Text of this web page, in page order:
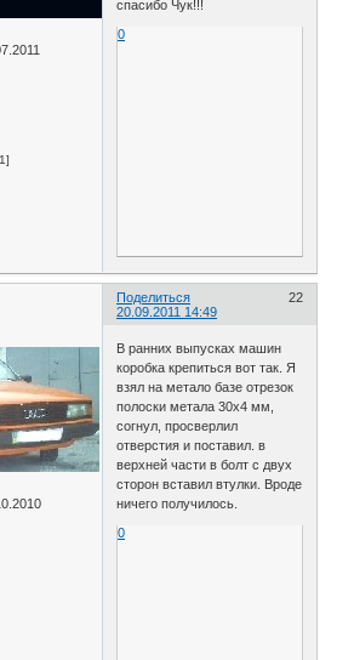
спасибо Чук!!!
0
Поделиться
22
20.09.2011 14:49
В ранних выпусках машин
коробка крепиться вот так. Я
взял на метало базе отрезок
полоски метала 30х4 мм,
согнул, просверлил
отверстия и поставил. в
верхней части в болт с двух
сторон вставил втулки. Вроде
ничего получилось.
0